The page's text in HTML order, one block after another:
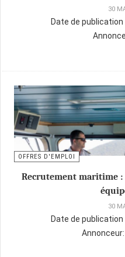
30
Date de
OFFRES D'EMPLOI
Recrutement maritime :
30
Date de
Annonceur: